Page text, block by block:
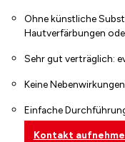
Ohne künstliche
Hautverfärbungen
Sehr gut verträglich:
Keine
Einfache
Kontakt